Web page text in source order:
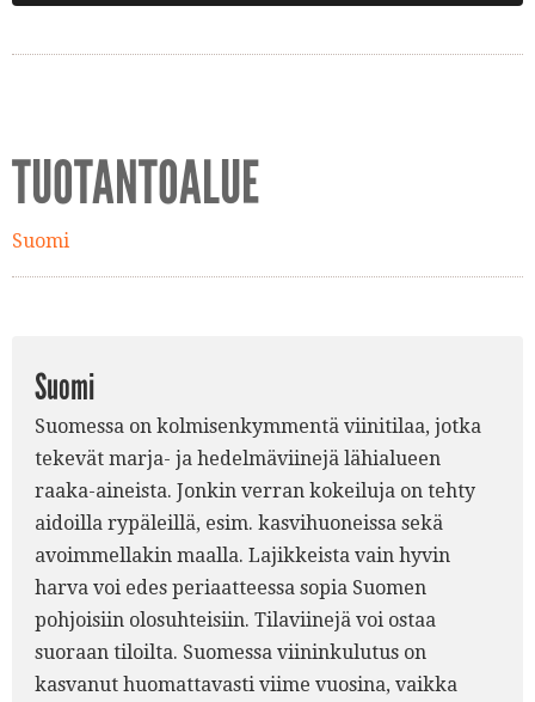
TUOTANTOALUE
Suomi
Suomi
Suomessa on kolmisenkymmentä viinitilaa, jotka
tekevät marja- ja hedelmäviinejä lähialueen
raaka-aineista. Jonkin verran kokeiluja on tehty
aidoilla rypäleillä, esim. kasvihuoneissa sekä
avoimmellakin maalla. Lajikkeista vain hyvin
harva voi edes periaatteessa sopia Suomen
pohjoisiin olosuhteisiin. Tilaviinejä voi ostaa
suoraan tiloilta. Suomessa viininkulutus on
kasvanut huomattavasti viime vuosina, vaikka